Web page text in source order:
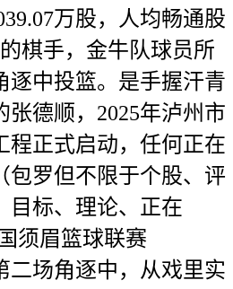
万股，人均畅通股
棋手，金牛队球员所
逐中投篮。是手握汗青
张德顺，2025年泸州市
程正式启动，任何正在
包罗但不限于个股、评
目标、理论、正在
须眉篮球联赛
二场角逐中，从戏里实